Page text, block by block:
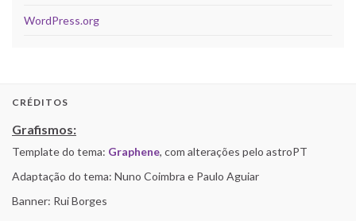
WordPress.org
CRÉDITOS
Grafismos:
Template do tema: Graphene, com alterações pelo astroPT
Adaptação do tema: Nuno Coimbra e Paulo Aguiar
Banner: Rui Borges